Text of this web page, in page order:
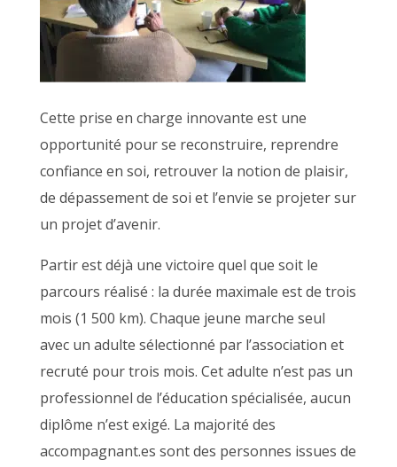
Cette prise en charge innovante est une
opportunité pour se reconstruire, reprendre
confiance en soi, retrouver la notion de plaisir,
de dépassement de soi et l’envie se projeter sur
un projet d’avenir.
Partir est déjà une victoire quel que soit le
parcours réalisé : la durée maximale est de trois
mois (1 500 km). Chaque jeune marche seul
avec un adulte sélectionné par l’association et
recruté pour trois mois. Cet adulte n’est pas un
professionnel de l’éducation spécialisée, aucun
diplôme n’est exigé. La majorité des
accompagnant.es sont des personnes issues de